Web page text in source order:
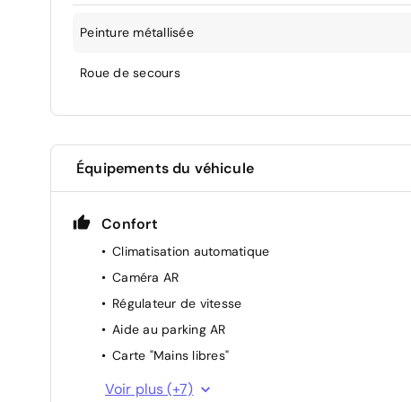
Peinture métallisée
Roue de secours
Équipements du véhicule
Confort
Climatisation automatique
Caméra AR
Régulateur de vitesse
Aide au parking AR
Carte "Mains libres"
Rétroviseur intérieur chrome
Voir plus (+7)